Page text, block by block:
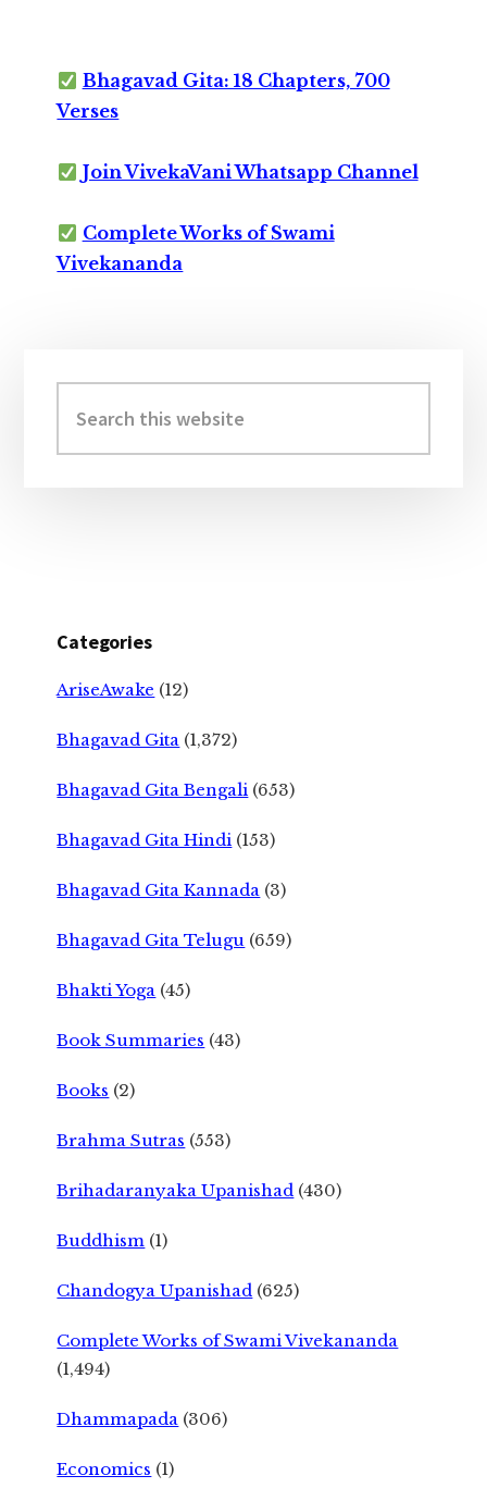
Bhagavad Gita: 18 Chapters, 700
Verses
Join VivekaVani Whatsapp Channel
Complete Works of Swami
Vivekananda
Sidebar
this
website
Categories
AriseAwake (12)
Bhagavad Gita (1,372)
Bhagavad Gita Bengali (653)
Bhagavad Gita Hindi (153)
Bhagavad Gita Kannada (3)
Bhagavad Gita Telugu (659)
Bhakti Yoga (45)
Book Summaries (43)
Books (2)
Brahma Sutras (553)
Brihadaranyaka Upanishad (430)
Buddhism (1)
Chandogya Upanishad (625)
Complete Works of Swami Vivekananda
(1,494)
Dhammapada (306)
Economics (1)